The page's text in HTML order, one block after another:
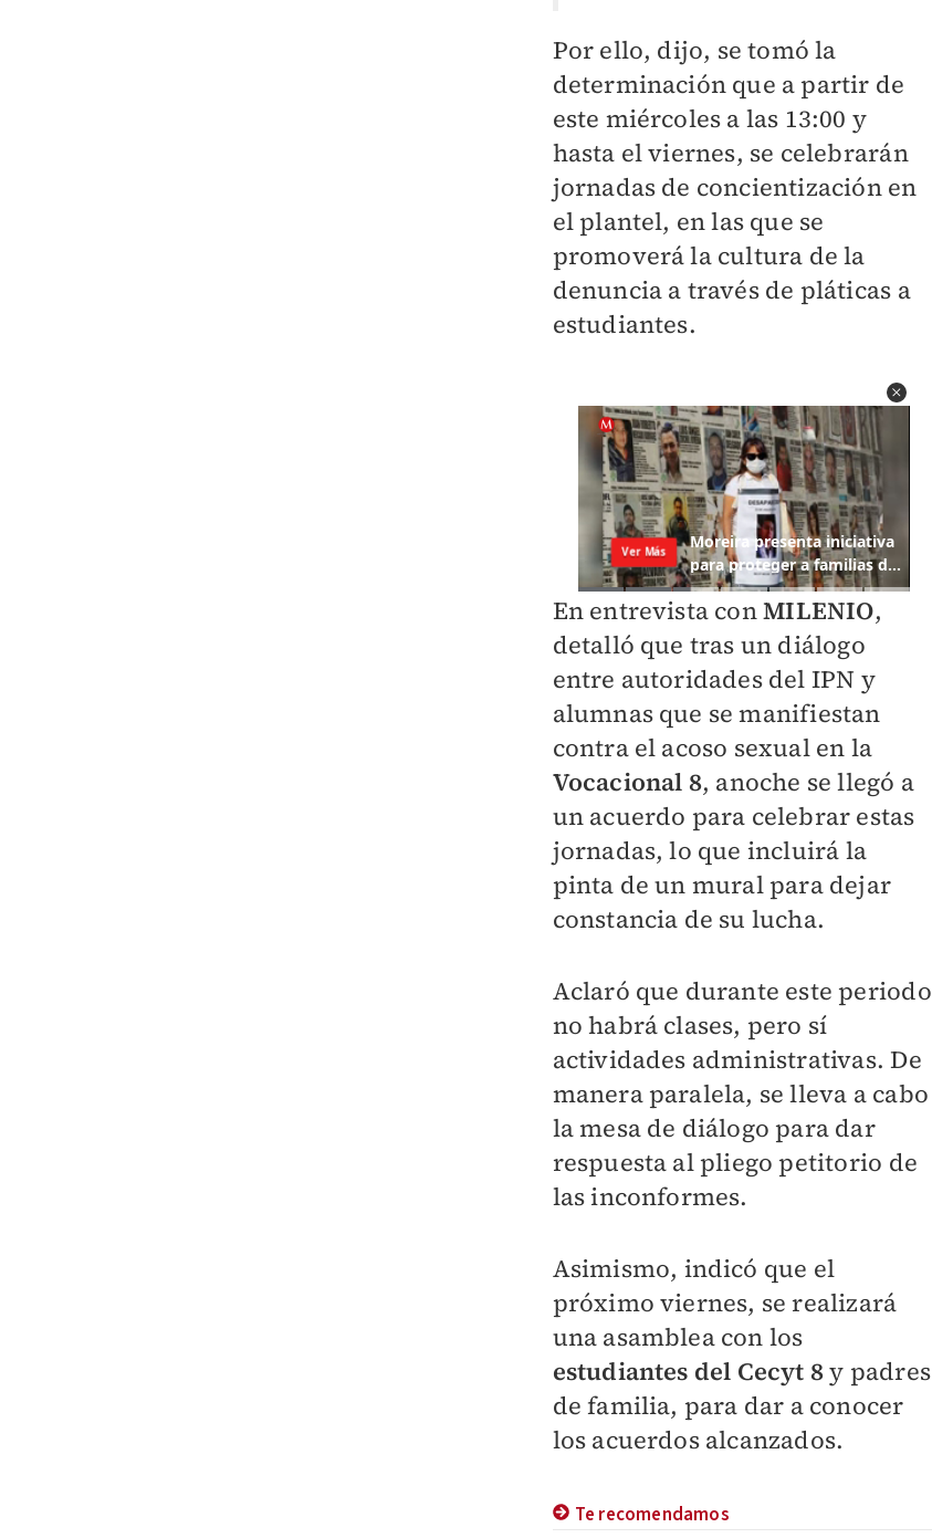
Por ello, dijo, se tomó la
determinación que a partir de
este miércoles a las 13:00 y
hasta el viernes, se celebrarán
jornadas de concientización en
el plantel, en las que se
promoverá la cultura de la
denuncia a través de pláticas a
estudiantes.
En entrevista conMILENIO,
detalló que tras un diálogo
entre autoridades del IPN y
alumnas que se manifiestan
contra el acoso sexual en la
Vocacional 8, anoche se llegó a
un acuerdo para celebrar estas
jornadas, lo que incluirá la
pinta de un mural para dejar
constancia de su lucha.
Aclaró que durante este periodo
no habrá clases, pero sí
actividades administrativas.De
manera paralela, se lleva a cabo
la mesa de diálogo para dar
respuesta al pliego petitorio de
las inconformes.
Asimismo, indicó que el
próximo viernes, se realizará
una asamblea con los
estudiantes del Cecyt 8y padres
de familia, para dar a conocer
los acuerdos alcanzados.
Te recomendamos